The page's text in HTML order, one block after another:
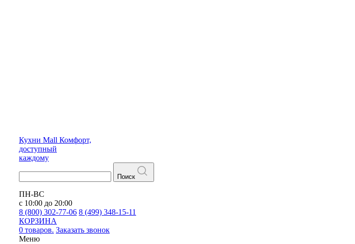
Кухни Mall Комфорт,
доступный
каждому
Поиск
ПН-ВС
с 10:00 до 20:00
8 (800) 302-77-06 8 (499) 348-15-11
КОРЗИНА
0 товаров. Заказать звонок
Меню